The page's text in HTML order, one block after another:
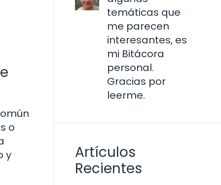
o
y
temáticas que
me parecen
interesantes, es
mi Bitácora
personal.
Gracias por
leerme.
Artículos
Recientes